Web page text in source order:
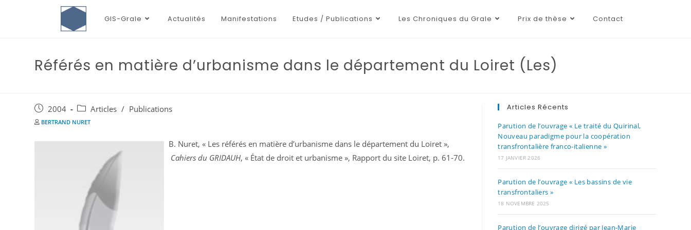
GIS-Grale Actualités Manifestations Etudes / Publications Les Chroniques du Grale Prix de thèse Contact
Référés en matière d’urbanisme dans le département du Loiret (Les)
2004 Articles / Publications
BERTRAND NURET
B. Nuret, « Les référés en matière d’urbanisme dans le département du Loiret »,
Cahiers du GRIDAUH, « État de droit et urbanisme », Rapport du site Loiret, p. 61-70.
Articles Récents
Parution de l’ouvrage « Le traité du Quirinal,
Nouveau paradigme pour la coopération
transfrontalière franco-italienne »
17 JANVIER 2026
Parution de l’ouvrage « Les bassins de vie
transfrontaliers »
18 NOVEMBRE 2025
Parution de l’ouvrage dirigé par Jean-Marie